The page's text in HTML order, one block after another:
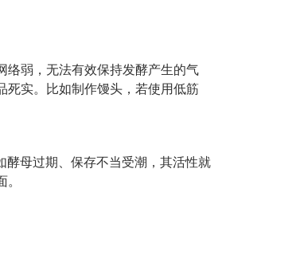
络弱，无法有效保持发酵产生的气
死实。比如制作馒头，若使用低筋
母过期、保存不当受潮，其活性就